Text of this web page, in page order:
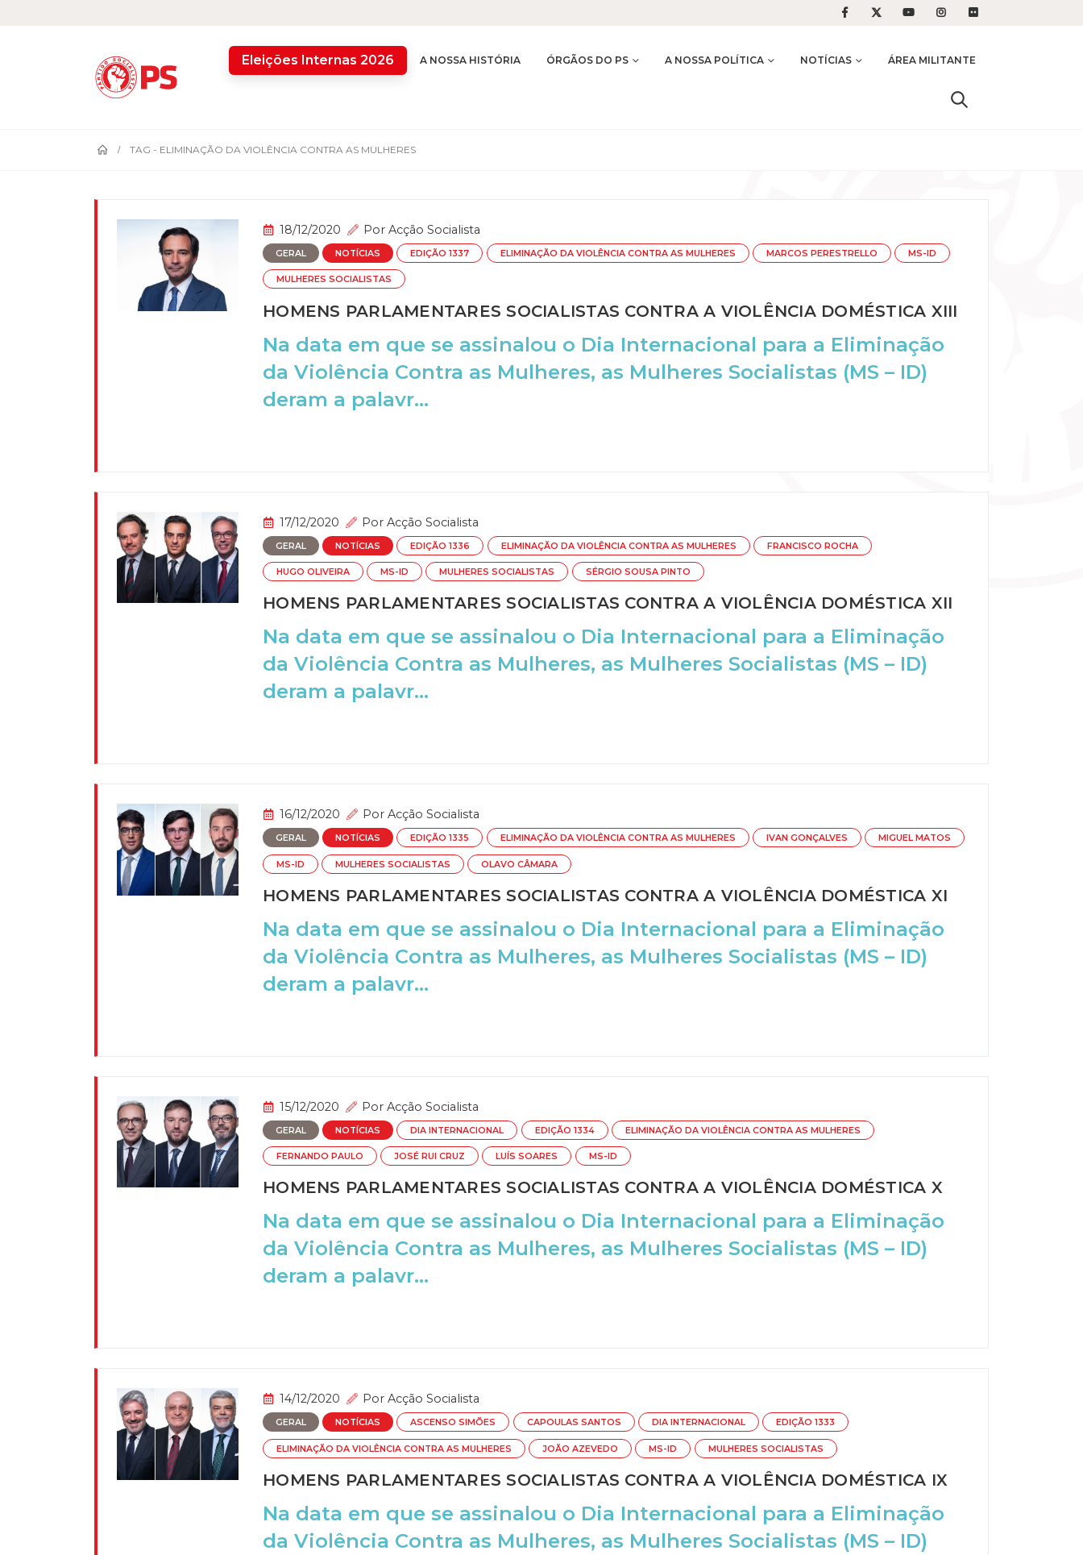
Eleições Internas 2026 A NOSSA HISTÓRIA ÓRGÃOS DO PS A NOSSA POLÍTICA NOTÍCIAS ÁREA MILITANTE
TAG - ELIMINAÇÃO DA VIOLÊNCIA CONTRA AS MULHERES
18/12/2020 Por Acção Socialista
GERAL NOTÍCIAS EDIÇÃO 1337 ELIMINAÇÃO DA VIOLÊNCIA CONTRA AS MULHERES MARCOS PERESTRELLO MS-ID
MULHERES SOCIALISTAS
HOMENS PARLAMENTARES SOCIALISTAS CONTRA A VIOLÊNCIA DOMÉSTICA XIII
Na data em que se assinalou o Dia Internacional para a Eliminação
da Violência Contra as Mulheres, as Mulheres Socialistas (MS – ID)
deram a palavr...
17/12/2020 Por Acção Socialista
GERAL NOTÍCIAS EDIÇÃO 1336 ELIMINAÇÃO DA VIOLÊNCIA CONTRA AS MULHERES FRANCISCO ROCHA
HUGO OLIVEIRA MS-ID MULHERES SOCIALISTAS SÉRGIO SOUSA PINTO
HOMENS PARLAMENTARES SOCIALISTAS CONTRA A VIOLÊNCIA DOMÉSTICA XII
Na data em que se assinalou o Dia Internacional para a Eliminação
da Violência Contra as Mulheres, as Mulheres Socialistas (MS – ID)
deram a palavr...
16/12/2020 Por Acção Socialista
GERAL NOTÍCIAS EDIÇÃO 1335 ELIMINAÇÃO DA VIOLÊNCIA CONTRA AS MULHERES IVAN GONÇALVES MIGUEL MATOS
MS-ID MULHERES SOCIALISTAS OLAVO CÂMARA
HOMENS PARLAMENTARES SOCIALISTAS CONTRA A VIOLÊNCIA DOMÉSTICA XI
Na data em que se assinalou o Dia Internacional para a Eliminação
da Violência Contra as Mulheres, as Mulheres Socialistas (MS – ID)
deram a palavr...
15/12/2020 Por Acção Socialista
GERAL NOTÍCIAS DIA INTERNACIONAL EDIÇÃO 1334 ELIMINAÇÃO DA VIOLÊNCIA CONTRA AS MULHERES
FERNANDO PAULO JOSÉ RUI CRUZ LUÍS SOARES MS-ID
HOMENS PARLAMENTARES SOCIALISTAS CONTRA A VIOLÊNCIA DOMÉSTICA X
Na data em que se assinalou o Dia Internacional para a Eliminação
da Violência Contra as Mulheres, as Mulheres Socialistas (MS – ID)
deram a palavr...
14/12/2020 Por Acção Socialista
GERAL NOTÍCIAS ASCENSO SIMÕES CAPOULAS SANTOS DIA INTERNACIONAL EDIÇÃO 1333
ELIMINAÇÃO DA VIOLÊNCIA CONTRA AS MULHERES JOÃO AZEVEDO MS-ID MULHERES SOCIALISTAS
HOMENS PARLAMENTARES SOCIALISTAS CONTRA A VIOLÊNCIA DOMÉSTICA IX
Na data em que se assinalou o Dia Internacional para a Eliminação
da Violência Contra as Mulheres, as Mulheres Socialistas (MS – ID)